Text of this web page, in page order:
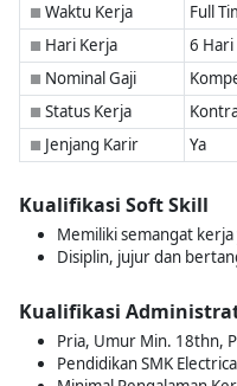
■ Waktu Kerja Full
■ Hari Kerja 6 Hari
■ Nominal Gaji
■ Status Kerja
■ Jenjang Karir Ya
Kualifikasi Soft Skill
Memiliki semangat
Disiplin, jujur dan
Kualifikasi
Pria, Umur Min. 18thn,
Pendidikan SMK